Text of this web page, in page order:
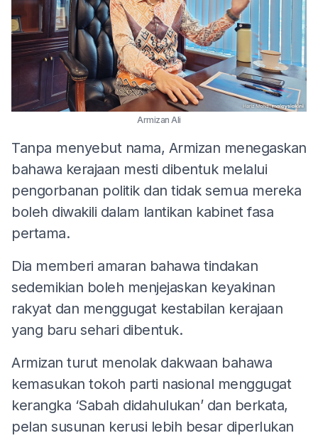
Armizan Ali
Tanpa menyebut nama, Armizan menegaskan
bahawa kerajaan mesti dibentuk melalui
pengorbanan politik dan tidak semua mereka
boleh diwakili dalam lantikan kabinet fasa
pertama.
Dia memberi amaran bahawa tindakan
sedemikian boleh menjejaskan keyakinan
rakyat dan menggugat kestabilan kerajaan
yang baru sehari dibentuk.
Armizan turut menolak dakwaan bahawa
kemasukan tokoh parti nasional menggugat
kerangka ‘Sabah didahulukan’ dan berkata,
pelan susunan kerusi lebih besar diperlukan